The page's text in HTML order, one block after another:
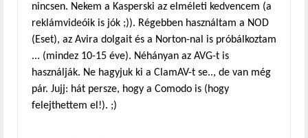
nincsen. Nekem a Kasperski az elméleti kedvencem (a
reklámvideóik is jók ;)). Régebben használtam a NOD
(Eset), az Avira dolgait és a Norton-nal is próbálkoztam
... (mindez 10-15 éve). Néhányan az AVG-t is
használják. Ne hagyjuk ki a ClamAV-t se.., de van még
pár. Jujj: hát persze, hogy a Comodo is (hogy
felejthettem el!). ;)